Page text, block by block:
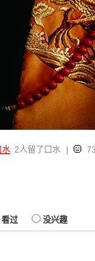
水 2人留了口水
看过 没兴趣